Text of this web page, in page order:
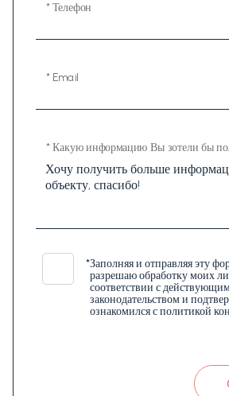
* Телефон
* Email
* Какую информацию Вы зотели бы
*Заполняя и отправляя эту
разрешаю обработку моих
соответствии с
законодательством и
ознакомился с политикой